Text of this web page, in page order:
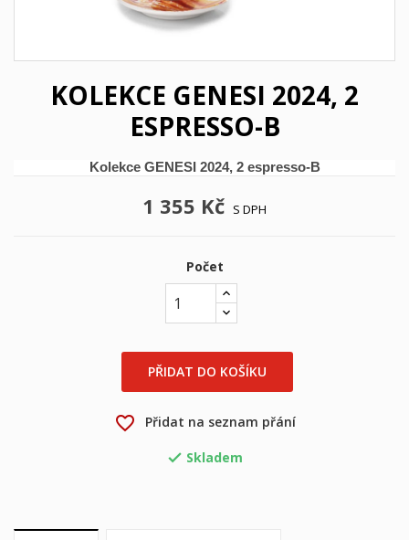
KOLEKCE GENESI 2024, 2
ESPRESSO-B
Kolekce GENESI 2024, 2 espresso-B
1 355 Kč S DPH
Počet
PŘIDAT DO KOŠÍKU
favorite_border Přidat na seznam přání
 Skladem
Vytvořit seznam přání
Přihlásit se